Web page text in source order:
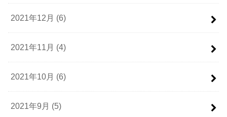
2021年12月 (6)
2021年11月 (4)
2021年10月 (6)
2021年9月 (5)